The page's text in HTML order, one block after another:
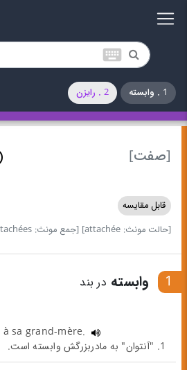
keyboard
1 . وابسته 2 . رایزن
[صفت]
قابل مقایسه
[حالت مونث: attachée]
[جمع مونث: attachées]
1 وابسته در بند
sa grand-mère.
1. "آنتوان" به مادربزرگش وابسته است.